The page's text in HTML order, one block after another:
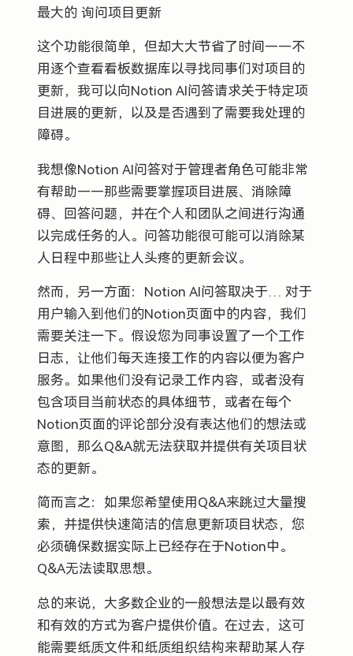
最大的 询问项目更新
这个功能很简单，但却大大节省了时间——不
用逐个查看看板数据库以寻找同事们对项目的
更新，我可以向Notion AI问答请求关于特定项
目进展的更新，以及是否遇到了需要我处理的
障碍。
我想像Notion AI问答对于管理者角色可能非常
有帮助——那些需要掌握项目进展、消除障
碍、回答问题，并在个人和团队之间进行沟通
以完成任务的人。问答功能很可能可以消除某
人日程中那些让人头疼的更新会议。
然而，另一方面：Notion AI问答取决于… 对于
用户输入到他们的Notion页面中的内容，我们
需要关注一下。假设您为同事设置了一个工作
日志，让他们每天连接工作的内容以便为客户
服务。如果他们没有记录工作内容，或者没有
包含项目当前状态的具体细节，或者在每个
Notion页面的评论部分没有表达他们的想法或
意图，那么Q&A就无法获取并提供有关项目状
态的更新。
简而言之：如果您希望使用Q&A来跳过大量搜
索，并提供快速简洁的信息更新项目状态，您
必须确保数据实际上已经存在于Notion中。
Q&A无法读取思想。
总的来说，大多数企业的一般想法是以最有效
和有效的方式为客户提供价值。在过去，这可
能需要纸质文件和纸质组织结构来帮助某人存